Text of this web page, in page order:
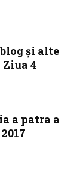
și alte
4
a patra a